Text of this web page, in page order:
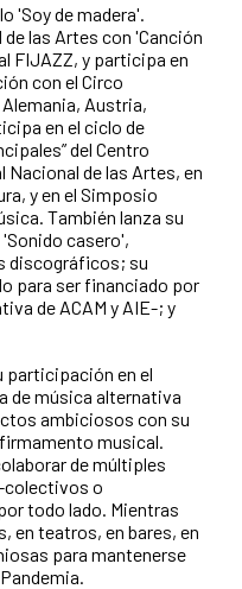
'Soy de madera'.
las Artes con 'Canción
FIJAZZ, y participa en
con el Circo
Austria,
en el ciclo de
del Centro
Nacional de las Artes, en
y en el Simposio
También lanza su
casero',
discográficos; su
para ser financiado por
de ACAM y AIE-; y
participación en el
de música alternativa
ambiciosos con su
musical.
de múltiples
colectivos o
todo lado. Mientras
en teatros, en bares, en
para mantenerse